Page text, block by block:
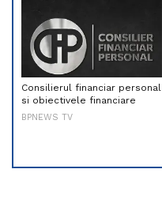
Consilierul financiar personal
si obiectivele financiare
BPNEWS TV